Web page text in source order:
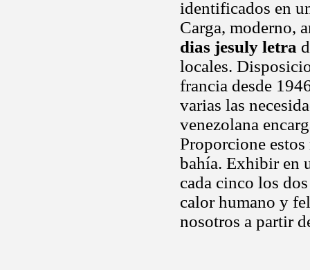
identificados en
Carga, moderno,
dias jesuly letra
locales.
francia desde
varias las
venezolana
Proporcione
bahía. Exhibir en
cada cinco los
calor humano y
nosotros a partir